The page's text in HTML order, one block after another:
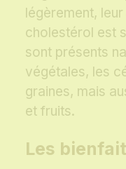
légèrement,
cholestérol est
sont présents
végétales, les
graines, mais
et fruits.
Les